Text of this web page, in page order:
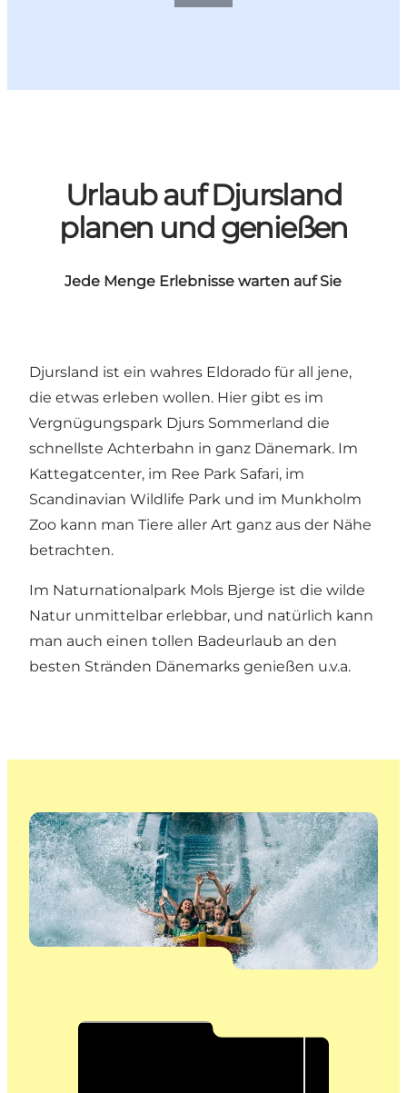
Urlaub auf Djursland
planen und genießen
Jede Menge Erlebnisse warten auf Sie
Djursland ist ein wahres Eldorado für all jene,
die etwas erleben wollen. Hier gibt es im
Vergnügungspark Djurs Sommerland die
schnellste Achterbahn in ganz Dänemark. Im
Kattegatcenter, im Ree Park Safari, im
Scandinavian Wildlife Park und im Munkholm
Zoo kann man Tiere aller Art ganz aus der Nähe
betrachten.
Im Naturnationalpark Mols Bjerge ist die wilde
Natur unmittelbar erlebbar, und natürlich kann
man auch einen tollen Badeurlaub an den
besten Stränden Dänemarks genießen u.v.a.